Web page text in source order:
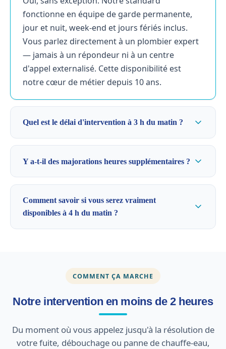
fonctionne en équipe de garde permanente,
jour et nuit, week-end et jours fériés inclus.
Vous parlez directement à un plombier expert
— jamais à un répondeur ni à un centre
d'appel externalisé. Cette disponibilité est
notre cœur de métier depuis 10 ans.
Quel est le délai d'intervention à 3 h du matin ?
Y a-t-il des majorations heures supplémentaires ?
Comment savoir si vous serez vraiment
disponibles à 4 h du matin ?
COMMENT ÇA MARCHE
Notre intervention en moins de 2 heures
Du moment où vous appelez jusqu'à la résolution de
votre fuite, débouchage ou panne de chauffe-eau,